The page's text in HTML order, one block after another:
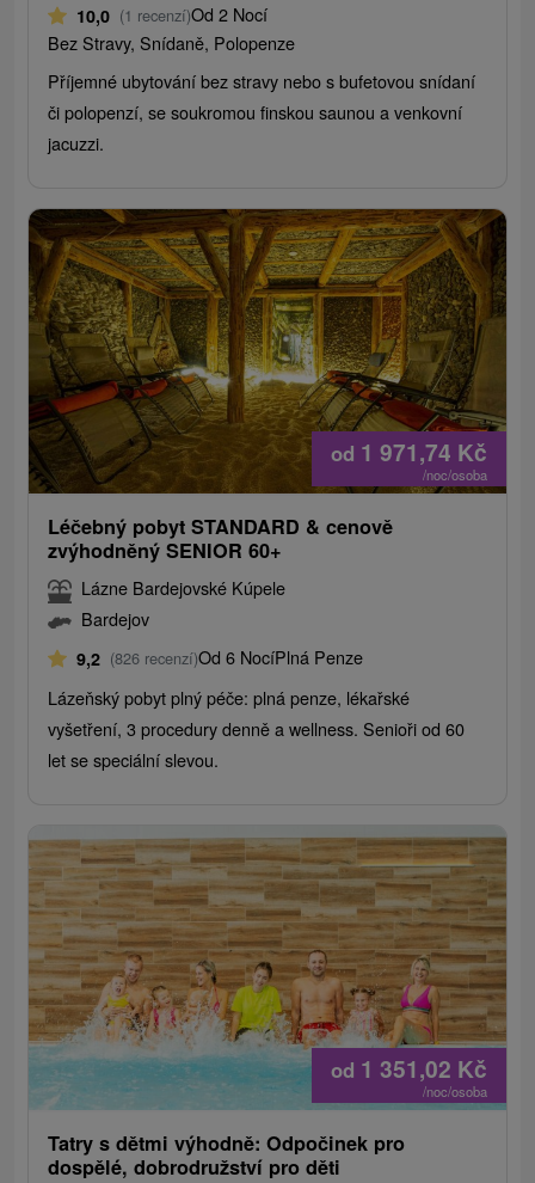
10,0 (1 recenzí)Od 2 Nocí
Bez Stravy, Snídaně, Polopenze
Příjemné ubytování bez stravy nebo s bufetovou snídaní
či polopenzí, se soukromou finskou saunou a venkovní
jacuzzi.
od 1 971,74 Kč
/noc/osoba
Léčebný pobyt STANDARD & cenově
zvýhodněný SENIOR 60+
Lázne Bardejovské Kúpele
Bardejov
9,2 (826 recenzí)Od 6 NocíPlná Penze
Lázeňský pobyt plný péče: plná penze, lékařské
vyšetření, 3 procedury denně a wellness. Senioři od 60
let se speciální slevou.
od 1 351,02 Kč
/noc/osoba
Tatry s dětmi výhodně: Odpočinek pro
dospělé, dobrodružství pro děti